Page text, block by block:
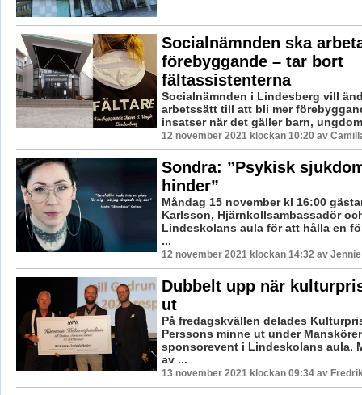
Socialnämnden ska
förebyggande – tar bort
fältassistenterna
Socialnämnden i Lindesberg vill
arbetssätt till att bli mer
insatser när det gäller barn,
12 november 2021 klockan 10:20 av
Sondra: ”Psykisk
hinder”
Måndag 15 november kl 16:00
Karlsson, Hjärnkollsambassadör
Lindeskolans aula för att hålla en
...
12 november 2021 klockan 14:32 av
Dubbelt upp när
ut
På fredagskvällen delades
Perssons minne ut under
sponsorevent i Lindeskolans aula.
av ...
13 november 2021 klockan 09:34 av